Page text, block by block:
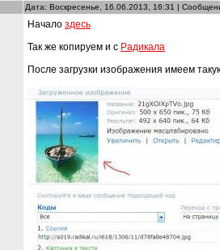
Дата: Воскресенье, 16.06.2013, 16:31 |
Начало здесь
Так же копируем и с Радикала
После загрузки изображения имеем